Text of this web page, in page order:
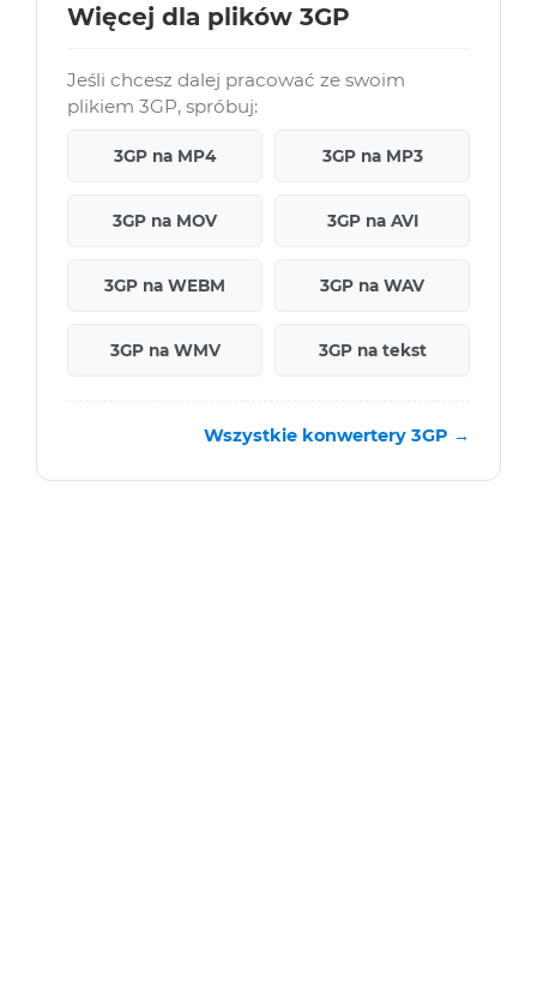
Więcej dla plików 3GP
Jeśli chcesz dalej pracować ze swoim
plikiem 3GP, spróbuj:
3GP na MP4 3GP na MP3
3GP na MOV 3GP na AVI
3GP na WEBM 3GP na WAV
3GP na WMV 3GP na tekst
Wszystkie konwertery 3GP →